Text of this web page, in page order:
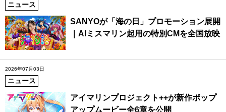
ニュース
SANYOが「海の日」プロモーション展開
｜AIミスマリン起用の特別CMを全国放映
2026年07月03日
ニュース
アイマリンプロジェクト++が新作ポップ
アップムービー全6章を公開